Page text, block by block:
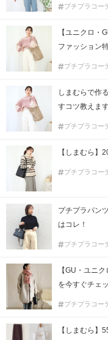
プチプラコー
【ユニクロ・
ファッション
プチプラコー
しまむらで作
すコツ教えます
プチプラコー
【しまむら】
プチプラコー
プチプラパン
はコレ！
プチプラコー
【GU・ユニ
を今すぐチェ
プチプラコー
【しまむら】